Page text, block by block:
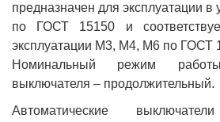
предназначен для эксплуатации в
по ГОСТ 15150 и
эксплуатации М3, М4, М6 по ГОСТ
Номинальный режим работы
выключателя – продолжительный.
Автоматические